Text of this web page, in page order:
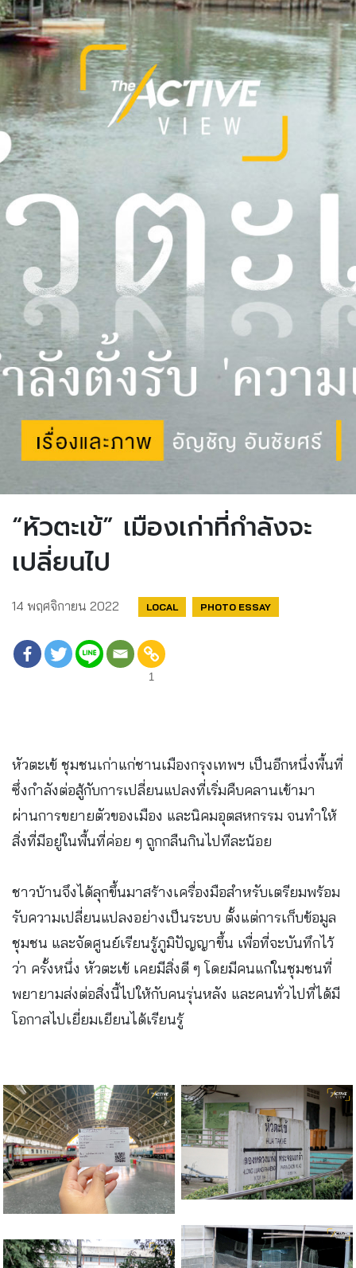
“หัวตะเข้” เมืองเก่าที่กำลังจะ
เปลี่ยนไป
14 พฤศจิกายน 2022 LOCAL PHOTO ESSAY
1
หัวตะเข้ ชุมชนเก่าแก่ชานเมืองกรุงเทพฯ เป็นอีกหนึ่งพื้นที่
ซึ่งกำลังต่อสู้กับการเปลี่ยนแปลงที่เริ่มคืบคลานเข้ามา
ผ่านการขยายตัวของเมือง และนิคมอุตสหกรรม จนทำให้
สิ่งที่มีอยู่ในพื้นที่ค่อย ๆ ถูกกลืนกินไปทีละน้อย
ชาวบ้านจึงได้ลุกขึ้นมาสร้างเครื่องมือสำหรับเตรียมพร้อม
รับความเปลี่ยนแปลงอย่างเป็นระบบ ตั้งแต่การเก็บข้อมูล
ชุมชน และจัดศูนย์เรียนรู้ภูมิปัญญาขึ้น เพื่อที่จะบันทึกไว้
ว่า ครั้งหนึ่ง หัวตะเข้ เคยมีสิ่งดี ๆ โดยมีคนแก่ในชุมชนที่
พยายามส่งต่อสิ่งนี้ไปให้กับคนรุ่นหลัง และคนทั่วไปที่ได้มี
โอกาสไปเยี่ยมเยียนได้เรียนรู้